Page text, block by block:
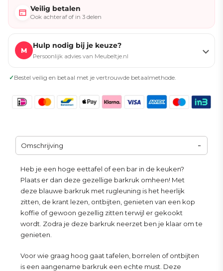
Veilig betalen
Ook achteraf of in 3 delen
M
Hulp nodig bij je keuze?
Persoonlijk advies van Meubeltje.nl
✓Bestel veilig en betaal met je vertrouwde betaalmethode.
Omschrijving
Heb je een hoge eettafel of een bar in de keuken?
Plaats er dan deze gezellige barkruk omheen! Met
deze blauwe barkruk met rugleuning is het heerlijk
zitten, de krant lezen, ontbijten, genieten van een kop
koffie of gewoon gezellig zitten terwijl er gekookt
wordt. Zodra je deze barkruk neerzet ben je klaar om te
genieten.
Voor wie graag hoog gaat tafelen, borrelen of ontbijten
is een aangename barkruk een echte must. Deze